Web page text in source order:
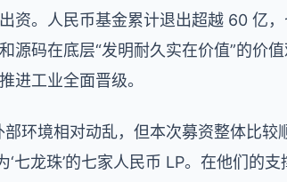
资。人民币基金累计退出超越 60 亿
源码在底层“发明耐久实在价值”的价
进工业全面晋级。
环境相对动乱，但本次募资整体比较
七龙珠’的七家人民币 LP。在他们的